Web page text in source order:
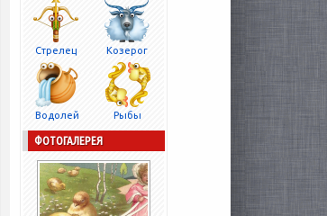
Стрелец Козерог
Водолей Рыбы
ФОТОГАЛЕРЕЯ